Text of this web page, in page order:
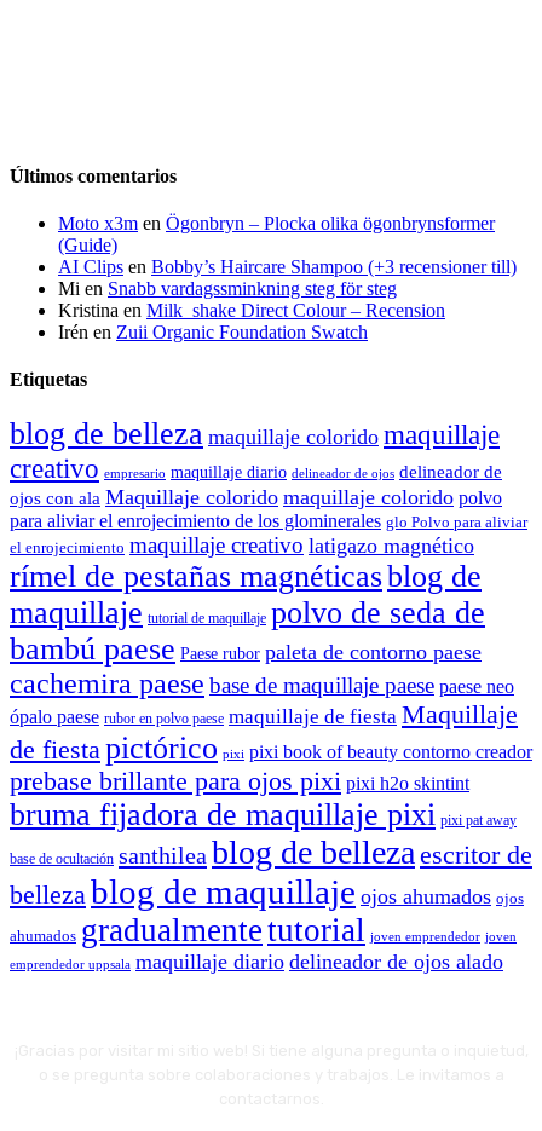
Últimos comentarios
Moto x3m en Ögonbryn – Plocka olika ögonbrynsformer
(Guide)
AI Clips en Bobby’s Haircare Shampoo (+3 recensioner till)
Mi en Snabb vardagssminkning steg för steg
Kristina en Milk_shake Direct Colour – Recension
Irén en Zuii Organic Foundation Swatch
Etiquetas
blog de belleza maquillaje colorido maquillaje
creativo empresario maquillaje diario delineador de ojos delineador de
ojos con ala Maquillaje colorido maquillaje colorido polvo
para aliviar el enrojecimiento de los glominerales glo Polvo para aliviar
el enrojecimiento maquillaje creativo latigazo magnético
rímel de pestañas magnéticasblog de
maquillaje tutorial de maquillaje polvo de seda de
bambú paese Paese rubor paleta de contorno paese
cachemira paese base de maquillaje paese paese neo
ópalo paese rubor en polvo paese maquillaje de fiesta Maquillaje
de fiestapictórico pixi pixi book of beauty contorno creador
prebase brillante para ojos pixi pixi h2o skintint
bruma fijadora de maquillaje pixi pixi pat away
base de ocultación santhileablog de bellezaescritor de
bellezablog de maquillaje ojos ahumados ojos
ahumados gradualmentetutorial joven emprendedor joven
emprendedor uppsala maquillaje diario delineador de ojos alado